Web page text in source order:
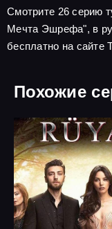
Смотрите 26 серию
Мечта Эшрефа", в
бесплатно на сайте
Похожие